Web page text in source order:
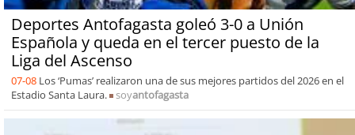
Deportes Antofagasta goleó 3-0 a Unión
Española y queda en el tercer puesto de la
Liga del Ascenso
07-08 Los ‘Pumas’ realizaron una de sus mejores partidos del 2026 en el
Estadio Santa Laura.
soyantofagasta